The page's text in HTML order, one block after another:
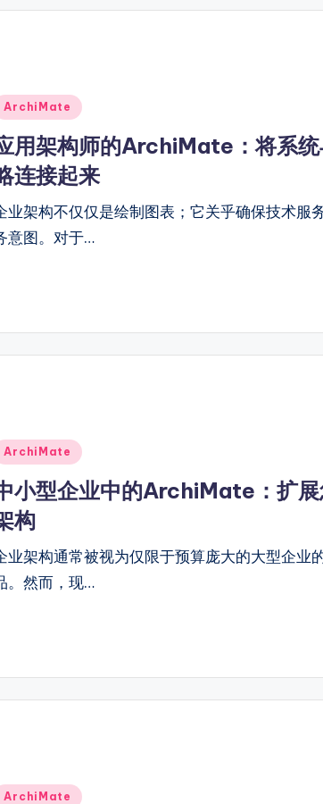
ArchiMate
用架构师的ArchiMate：将系
连接起来
业架构不仅仅是绘制图表；它关乎确保技术服
意图。对于…
ArchiMate
小型企业中的ArchiMate：扩展
构
业架构通常被视为仅限于预算庞大的大型企业
。然而，现…
ArchiMate